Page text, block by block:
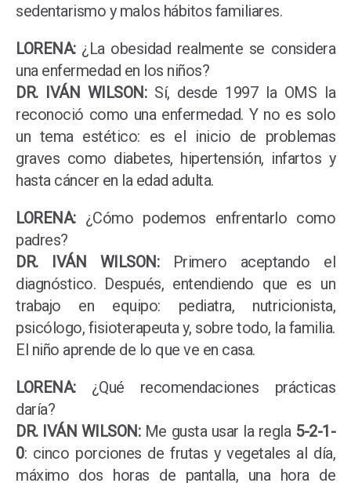
sedentarismo y malos hábitos familiares.
LORENA:¿La obesidad realmente se considera
una enfermedad en los niños?
DR. IVÁN WILSON:Sí, desde 1997 la OMS la
reconoció como una enfermedad. Y no es solo
un tema estético: es el inicio de problemas
graves como diabetes, hipertensión, infartos y
hasta cáncer en la edad adulta.
LORENA:¿Cómo podemos enfrentarlo como
padres?
DR. IVÁN WILSON:Primero aceptando el
diagnóstico. Después, entendiendo que es un
trabajo en equipo: pediatra, nutricionista,
psicólogo, fisioterapeuta y, sobre todo, la familia.
El niño aprende de lo que ve en casa.
LORENA:¿Qué recomendaciones prácticas
daría?
DR. IVÁN WILSON:Me gusta usar la regla 5-2-1-
0: cinco porciones de frutas y vegetales al día,
máximo dos horas de pantalla, una hora de